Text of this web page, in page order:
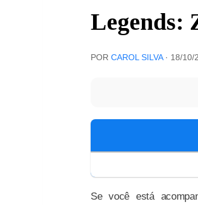
Legends:
POR CAROL SILVA · 18/10/
Se você está